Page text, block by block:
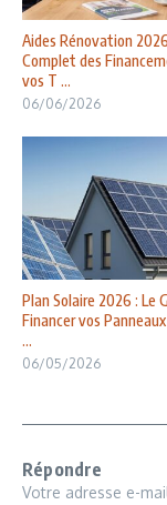
Aides Rénovation
Complet des
vos T ...
06/06/2026
Plan Solaire 2026 : Le
Financer vos
...
06/05/2026
Répondre
Votre adresse e-